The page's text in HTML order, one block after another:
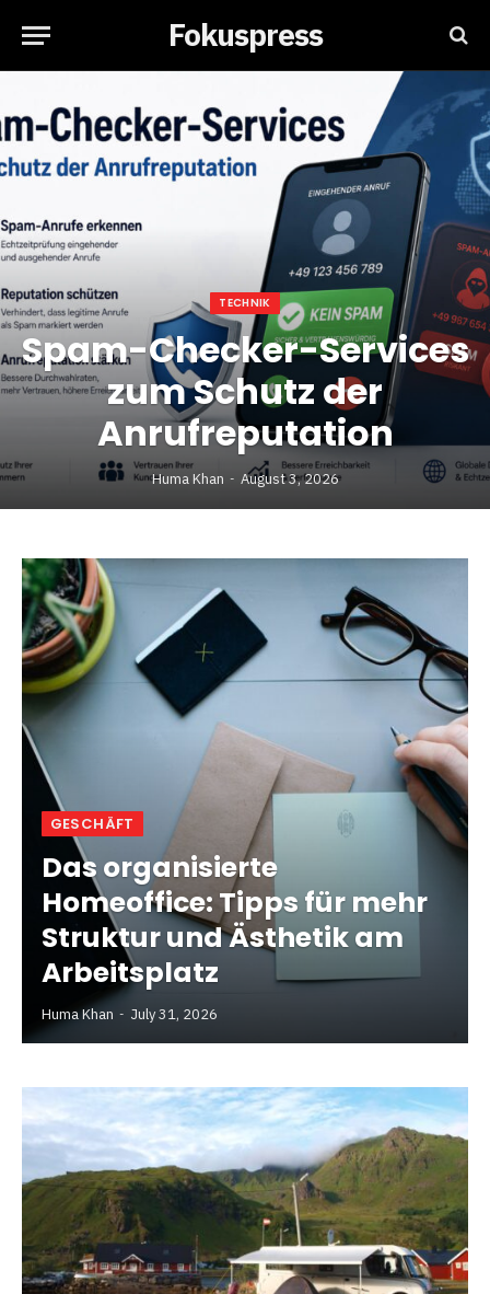
Fokuspress
TECHNIK
Spam-Checker-Services
zum Schutz der
Anrufreputation
Huma Khan August 3, 2026
GESCHÄFT
Das organisierte
Homeoffice: Tipps für mehr
Struktur und Ästhetik am
Arbeitsplatz
Huma Khan July 31, 2026